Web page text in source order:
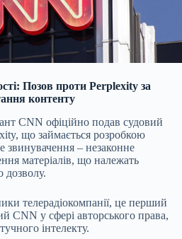
Позов проти Perplexity за
контенту
CNN офіційно подав судовий
що займається розробкою
звинувачення – незаконне
матеріалів, що належать
дозволу.
телерадіокомпанії, це перший
CNN у сфері авторського права,
інтелекту.